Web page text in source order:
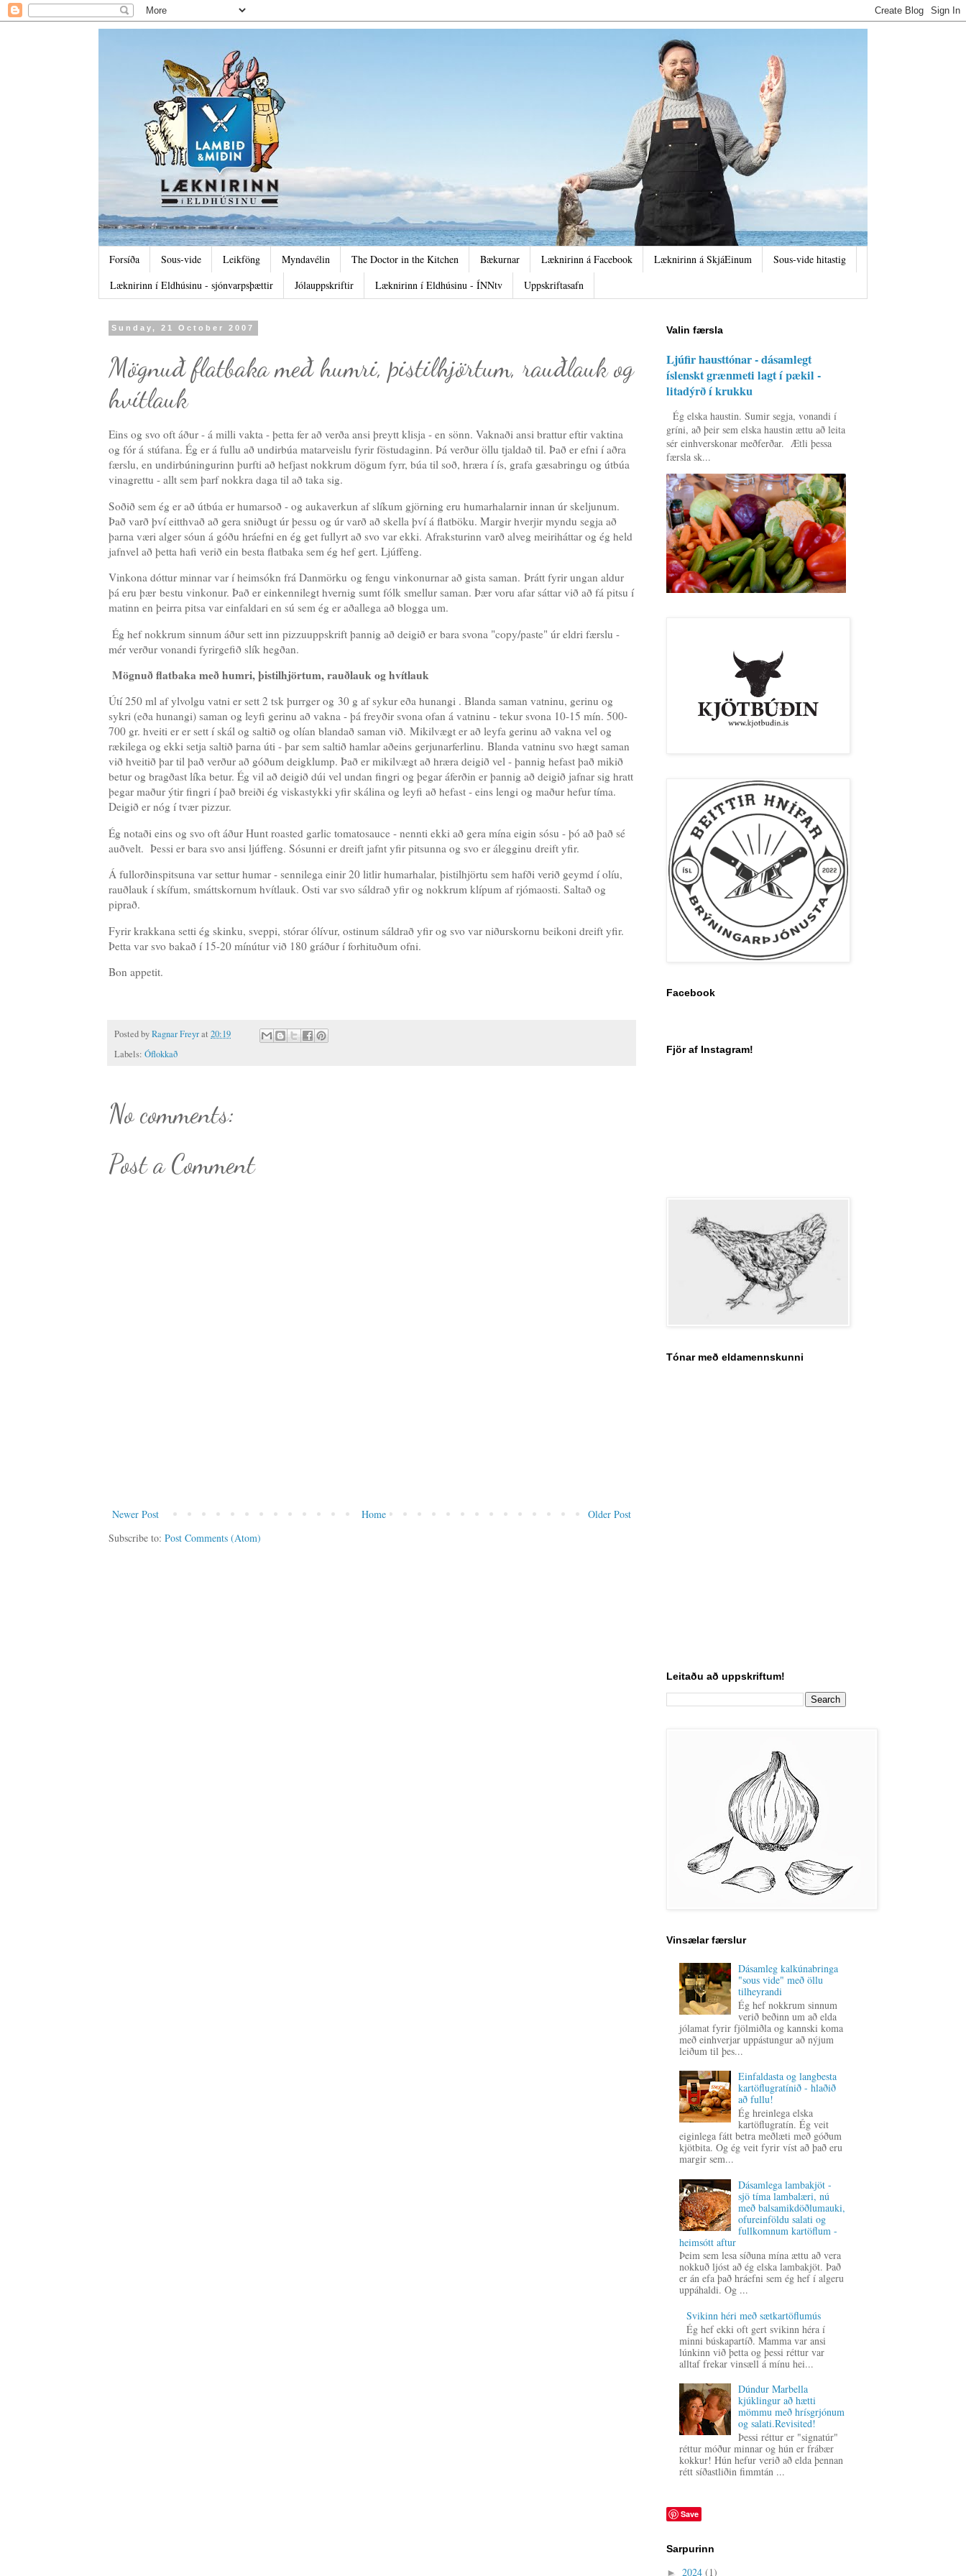
Forsíða Sous-vide Leikföng Myndavélin The Doctor in the Kitchen Bækurnar Læknirinn á Facebook Læknirinn á SkjáEinum
Sous-vide hitastig
Læknirinn í Eldhúsinu - sjónvarpsþættir
Jólauppskriftir Læknirinn í Eldhúsinu - ÍNNtv Uppskriftasafn
Sunday, 21 October 2007
Mögnuð flatbaka með humri, þistilhjörtum, rauðlauk og
hvítlauk
Eins og svo oft áður - á milli vakta - þetta fer að verða ansi þreytt klisja - en sönn. Vaknaði ansi brattur eftir vaktina
og fór á stúfana. Ég er á fullu að undirbúa matarveislu fyrir föstudaginn. Þá verður öllu tjaldað til. Það er efni í aðra
færslu, en undirbúningurinn þurfti að hefjast nokkrum dögum fyrr, búa til soð, hræra í ís, grafa gæsabringu og útbúa
vinagrettu - allt sem þarf nokkra daga til að taka sig.
Soðið sem ég er að útbúa er humarsoð - og aukaverkun af slíkum gjörning eru humarhalarnir innan úr skeljunum.
Það varð því eitthvað að gera sniðugt úr þessu og úr varð að skella því á flatböku. Margir hverjir myndu segja að
þarna væri alger sóun á góðu hráefni en ég get fullyrt að svo var ekki. Afraksturinn varð alveg meiriháttar og ég held
jafnvel að þetta hafi verið ein besta flatbaka sem ég hef gert. Ljúffeng.
Vinkona dóttur minnar var í heimsókn frá Danmörku og fengu vinkonurnar að gista saman. Þrátt fyrir ungan aldur
þá eru þær bestu vinkonur. Það er einkennilegt hvernig sumt fólk smellur saman. Þær voru afar sáttar við að fá pitsu í
matinn en þeirra pitsa var einfaldari en sú sem ég er aðallega að blogga um.
Ég hef nokkrum sinnum áður sett inn pizzuuppskrift þannig að deigið er bara svona "copy/paste" úr eldri færslu -
mér verður vonandi fyrirgefið slík hegðan.
Mögnuð flatbaka með humri, þistilhjörtum, rauðlauk og hvítlauk
Útí 250 ml af ylvolgu vatni er sett 2 tsk þurrger og 30 g af sykur eða hunangi . Blanda saman vatninu, gerinu og
sykri (eða hunangi) saman og leyfi gerinu að vakna - þá freyðir svona ofan á vatninu - tekur svona 10-15 mín. 500-
700 gr. hveiti er er sett í skál og saltið og olían blandað saman við. Mikilvægt er að leyfa gerinu að vakna vel og
rækilega og ekki setja saltið þarna úti - þar sem saltið hamlar aðeins gerjunarferlinu. Blanda vatninu svo hægt saman
við hveitið þar til það verður að góðum deigklump. Það er mikilvægt að hræra deigið vel - þannig hefast það mikið
betur og bragðast líka betur. Ég vil að deigið dúi vel undan fingri og þegar áferðin er þannig að deigið jafnar sig hratt
þegar maður ýtir fingri í það breiði ég viskastykki yfir skálina og leyfi að hefast - eins lengi og maður hefur tíma.
Deigið er nóg í tvær pizzur.
Ég notaði eins og svo oft áður Hunt roasted garlic tomatosauce - nennti ekki að gera mína eigin sósu - þó að það sé
auðvelt. Þessi er bara svo ansi ljúffeng. Sósunni er dreift jafnt yfir pitsunna og svo er álegginu dreift yfir.
Á fullorðinspitsuna var settur humar - sennilega einir 20 litlir humarhalar, þistilhjörtu sem hafði verið geymd í olíu,
rauðlauk í skífum, smáttskornum hvítlauk. Osti var svo sáldrað yfir og nokkrum klípum af rjómaosti. Saltað og
piprað.
Fyrir krakkana setti ég skinku, sveppi, stórar ólívur, ostinum sáldrað yfir og svo var niðurskornu beikoni dreift yfir.
Þetta var svo bakað í 15-20 mínútur við 180 gráður í forhituðum ofni.
Bon appetit.
Posted byRagnar Freyrat 20:19
Labels: Óflokkað
No comments:
Post a Comment
Newer Post Older Post
Home
Subscribe to: Post Comments (Atom)
Valin færsla
Ljúfir hausttónar - dásamlegt
íslenskt grænmeti lagt í pækil -
litadýrð í krukku
Ég elska haustin. Sumir segja, vonandi í
gríni, að þeir sem elska haustin ættu að leita
sér einhverskonar meðferðar. Ætli þessa
færsla sk...
Facebook
Fjör af Instagram!
Tónar með eldamennskunni
Leitaðu að uppskriftum!
Vinsælar færslur
Dásamleg kalkúnabringa
"sous vide" með öllu
tilheyrandi
Ég hef nokkrum sinnum
verið beðinn um að elda
jólamat fyrir fjölmiðla og kannski koma
með einhverjar uppástungur að nýjum
leiðum til þes...
Einfaldasta og langbesta
kartöflugratínið - hlaðið
að fullu!
Ég hreinlega elska
kartöflugratín. Ég veit
eiginlega fátt betra meðlæti með góðum
kjötbita. Og ég veit fyrir víst að það eru
margir sem...
Dásamlega lambakjöt -
sjö tíma lambalæri, nú
með balsamikdöðlumauki,
ofureinföldu salati og
fullkomnum kartöflum -
heimsótt aftur
Þeim sem lesa síðuna mína ættu að vera
nokkuð ljóst að ég elska lambakjöt. Það
er án efa það hráefni sem ég hef í algeru
uppáhaldi. Og ...
Svikinn héri með sætkartöflumús
Ég hef ekki oft gert svikinn héra í
minni búskapartíð. Mamma var ansi
lúnkinn við þetta og þessi réttur var
alltaf frekar vinsæll á mínu hei...
Dúndur Marbella
kjúklingur að hætti
mömmu með hrísgrjónum
og salati.Revisited!
Þessi réttur er "signatúr"
réttur móður minnar og hún er frábær
kokkur! Hún hefur verið að elda þennan
rétt síðastliðin fimmtán ...
Save
Sarpurinn
► 2024 (1)